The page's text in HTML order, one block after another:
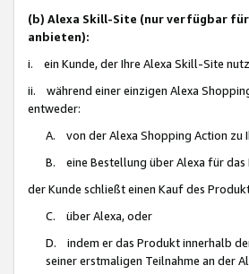
(b) Alexa Skill-Site (nur verfügbar
anbieten):
i. ein Kunde, der Ihre Alexa Skill-Site
ii. während einer einzigen Alexa
entweder:
A. von der Alexa Shopping Action zu
B. eine Bestellung über Alexa für das
der Kunde schließt einen Kauf des
C. über Alexa, oder
D. indem er das Produkt innerhalb
seiner erstmaligen Teilnahme an der